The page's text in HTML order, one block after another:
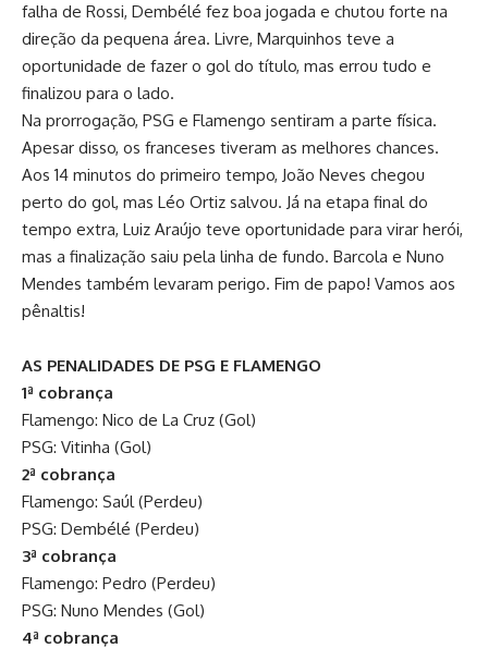
falha de Rossi, Dembélé fez boa jogada e chutou forte na
direção da pequena área. Livre, Marquinhos teve a
oportunidade de fazer o gol do título, mas errou tudo e
finalizou para o lado.
Na prorrogação, PSG e Flamengo sentiram a parte física.
Apesar disso, os franceses tiveram as melhores chances.
Aos 14 minutos do primeiro tempo, João Neves chegou
perto do gol, mas Léo Ortiz salvou. Já na etapa final do
tempo extra, Luiz Araújo teve oportunidade para virar herói,
mas a finalização saiu pela linha de fundo. Barcola e Nuno
Mendes também levaram perigo. Fim de papo! Vamos aos
pênaltis!
AS PENALIDADES DE PSG E FLAMENGO
1ª cobrança
Flamengo: Nico de La Cruz (Gol)
PSG: Vitinha (Gol)
2ª cobrança
Flamengo: Saúl (Perdeu)
PSG: Dembélé (Perdeu)
3ª cobrança
Flamengo: Pedro (Perdeu)
PSG: Nuno Mendes (Gol)
4ª cobrança